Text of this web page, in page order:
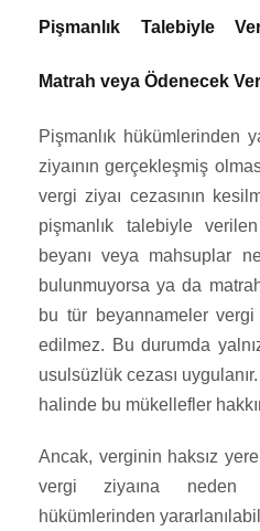
Pişmanlık Talebiyle
Matrah veya Ödenecek
Pişmanlık hükümlerinden
ziyaının gerçekleşmiş
vergi ziyaı cezasının
pişmanlık talebiyle
beyanı veya mahsuplar
bulunmuyorsa ya da
bu tür beyannameler vergi
edilmez. Bu durumda
usulsüzlük cezası
halinde bu mükellefler
Ancak, verginin haksız
vergi ziyaına neden
hükümlerinden